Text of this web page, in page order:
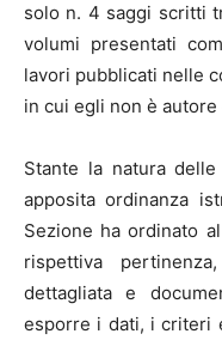
solo n. 4 saggi scritti
volumi presentati
lavori pubblicati nelle
in cui egli non è
Stante la natura
apposita ordinanza
Sezione ha ordinato
rispettiva
dettagliata e
esporre i dati, i criteri